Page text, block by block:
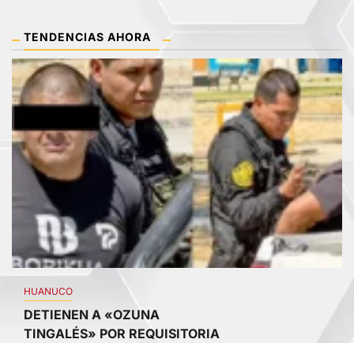
TENDENCIAS AHORA
1
HUANUCO
DETIENEN A «OZUNA
TINGALÉS» POR REQUISITORIA